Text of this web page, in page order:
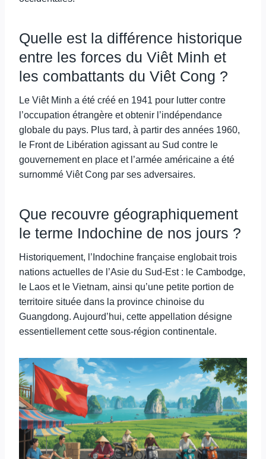
Quelle est la différence historique
entre les forces du Viêt Minh et
les combattants du Viêt Cong ?
Le Viêt Minh a été créé en 1941 pour lutter contre
l’occupation étrangère et obtenir l’indépendance
globale du pays. Plus tard, à partir des années 1960,
le Front de Libération agissant au Sud contre le
gouvernement en place et l’armée américaine a été
surnommé Viêt Cong par ses adversaires.
Que recouvre géographiquement
le terme Indochine de nos jours ?
Historiquement, l’Indochine française englobait trois
nations actuelles de l’Asie du Sud-Est : le Cambodge,
le Laos et le Vietnam, ainsi qu’une petite portion de
territoire située dans la province chinoise du
Guangdong. Aujourd’hui, cette appellation désigne
essentiellement cette sous-région continentale.